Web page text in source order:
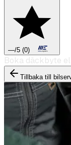
—/5 (0)
Boka däckbyte
Tillbaka till